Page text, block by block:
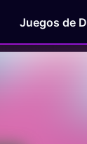
Juegos de